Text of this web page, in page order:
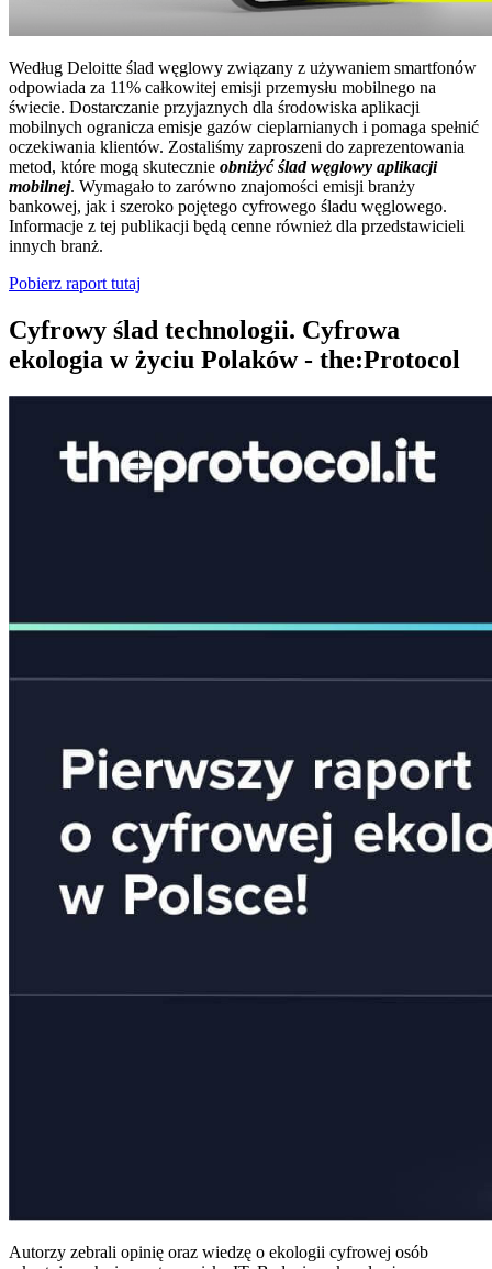
Według Deloitte ślad węglowy związany z używaniem smartfonów
odpowiada za 11% całkowitej emisji przemysłu mobilnego na
świecie. Dostarczanie przyjaznych dla środowiska aplikacji
mobilnych ogranicza emisje gazów cieplarnianych i pomaga spełnić
oczekiwania klientów. Zostaliśmy zaproszeni do zaprezentowania
metod, które mogą skutecznie obniżyć ślad węglowy aplikacji
mobilnej. Wymagało to zarówno znajomości emisji branży
bankowej, jak i szeroko pojętego cyfrowego śladu węglowego.
Informacje z tej publikacji będą cenne również dla przedstawicieli
innych branż.
Pobierz raport tutaj
Cyfrowy ślad technologii. Cyfrowa
ekologia w życiu Polaków - the:Protocol
Autorzy zebrali opinię oraz wiedzę o ekologii cyfrowej osób